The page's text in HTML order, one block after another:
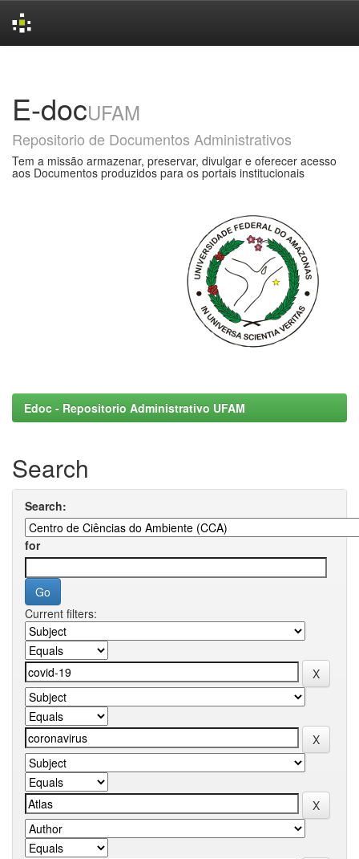
E-docUFAM
Repositorio de Documentos Administrativos
Tem a missão armazenar, preservar, divulgar e oferecer acesso
aos Documentos produzidos para os portais institucionais
Edoc - Repositorio Administrativo UFAM
Search
Search:
for
Current filters: